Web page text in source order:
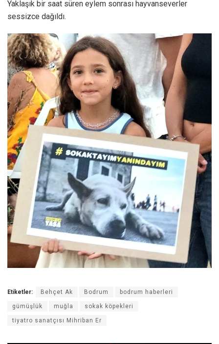
Yaklaşık bir saat süren eylem sonrası hayvanseverler
sessizce dağıldı.
Etiketler: Behçet Ak Bodrum bodrum haberleri
gümüşlük muğla sokak köpekleri
tiyatro sanatçısı Mihriban Er